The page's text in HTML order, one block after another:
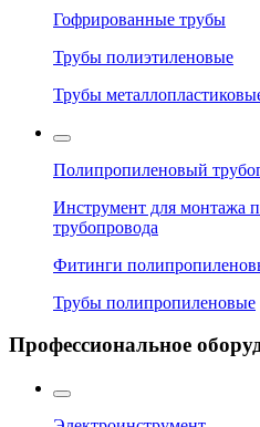
Гофрированные трубы
Трубы полиэтиленовые
Трубы
Полипропиленовый
Инструмент для монтажа
трубопровода
Фитинги
Трубы полипропиленовые
Профессиональное